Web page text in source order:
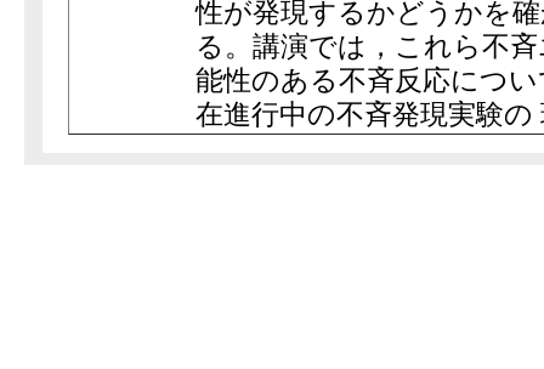
性が発現するかどうかを
る。講演では，これら不
能性のある不斉反応につ
在進行中の不斉発現実験